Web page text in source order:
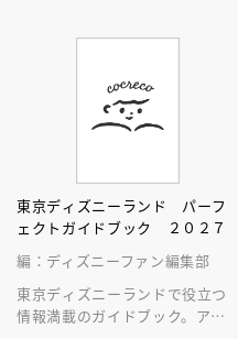
東京ディズニーランド パーフ
ェクトガイドブック ２０２７
編：ディズニーファン編集部
東京ディズニーランドで役立つ
情報満載のガイドブック。アト